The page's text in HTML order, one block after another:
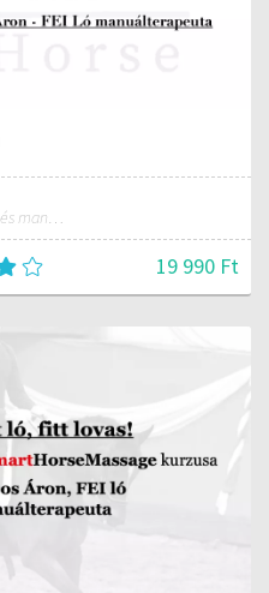
Dobos Áron - FEI ló masszás és manuálterapeuta
19 990 Ft